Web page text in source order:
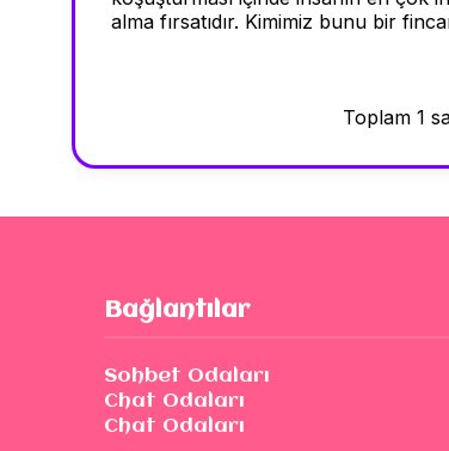
alma fırsatıdır. Kimimiz bunu bir
Toplam 1
Bağlantılar
Sohbet Odaları
Chat Odaları
Chat Odaları